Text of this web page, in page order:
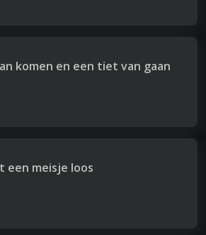
komen en een tiet van gaan
een meisje loos